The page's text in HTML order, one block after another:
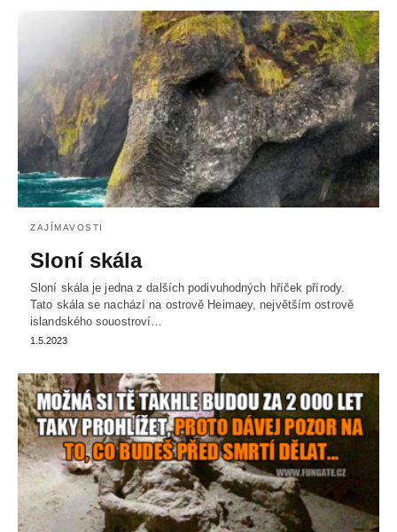
ZAJÍMAVOSTI
Sloní skála
Sloní skála je jedna z dalších podivuhodných hříček přírody.
Tato skála se nachází na ostrově Heimaey, největším ostrově
islandského souostroví…
1.5.2023